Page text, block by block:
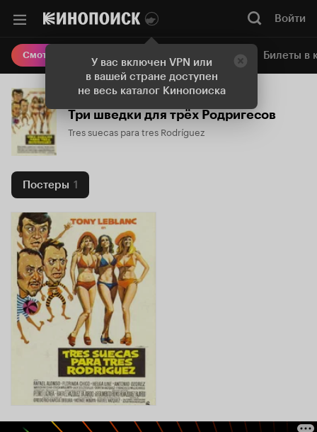
У вас включен VPN или
в вашей стране доступен
не весь каталог Кинопоиска
Войти
Смотреть кино Онлайн-кинотеатр Билеты в
Три шведки для трёх Родригесов
Tres suecas para tres Rodríguez
Постеры 1